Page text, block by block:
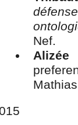
Nef.
Alizée